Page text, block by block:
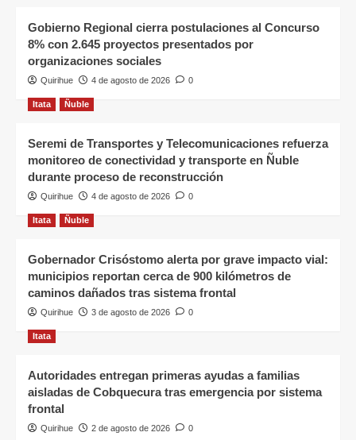
Gobierno Regional cierra postulaciones al Concurso
8% con 2.645 proyectos presentados por
organizaciones sociales
Quirihue 4 de agosto de 2026 0
Itata Ñuble
Seremi de Transportes y Telecomunicaciones refuerza
monitoreo de conectividad y transporte en Ñuble
durante proceso de reconstrucción
Quirihue 4 de agosto de 2026 0
Itata Ñuble
Gobernador Crisóstomo alerta por grave impacto vial:
municipios reportan cerca de 900 kilómetros de
caminos dañados tras sistema frontal
Quirihue 3 de agosto de 2026 0
Itata
Autoridades entregan primeras ayudas a familias
aisladas de Cobquecura tras emergencia por sistema
frontal
Quirihue 2 de agosto de 2026 0